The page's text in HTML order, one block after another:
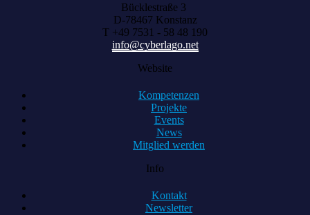
Bücklestraße 3
D-78467 Konstanz
T +49 7531 - 58 48 190
info@cyberlago.net
Website
Kompetenzen
Projekte
Events
News
Mitglied werden
Info
Kontakt
Newsletter